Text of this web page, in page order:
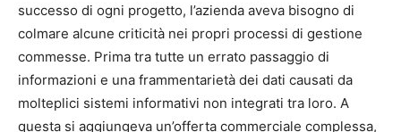
successo di ogni progetto, l’azienda aveva bisogno di
colmare alcune criticità nei propri processi di gestione
commesse. Prima tra tutte un errato passaggio di
informazioni e una frammentarietà dei dati causati da
molteplici sistemi informativi non integrati tra loro. A
questa si aggiungeva un’offerta commerciale complessa,